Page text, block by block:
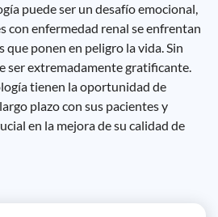
puede ser un desafío emocional,
con enfermedad renal se enfrentan
que ponen en peligro la vida. Sin
ser extremadamente gratificante.
tienen la oportunidad de
plazo con sus pacientes y
en la mejora de su calidad de